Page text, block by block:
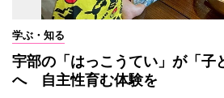
学ぶ・知る
宇部の「はっこうてい」が「子
へ 自主性育む体験を